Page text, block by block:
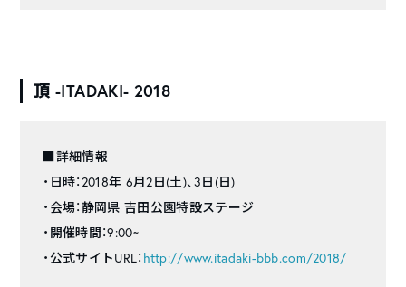
頂 -ITADAKI- 2018
■詳細情報
・日時：2018年 6月2日(土)、3日(日)
・会場：静岡県 吉田公園特設ステージ
・開催時間：9:00~
・公式サイトURL： http://www.itadaki-bbb.com/2018/